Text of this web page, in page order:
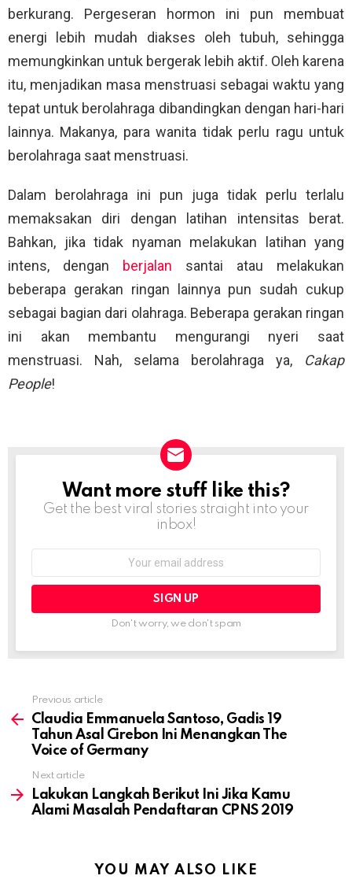
berkurang. Pergeseran hormon ini pun membuat
energi lebih mudah diakses oleh tubuh, sehingga
memungkinkan untuk bergerak lebih aktif. Oleh karena
itu, menjadikan masa menstruasi sebagai waktu yang
tepat untuk berolahraga dibandingkan dengan hari-hari
lainnya. Makanya, para wanita tidak perlu ragu untuk
berolahraga saat menstruasi.
Dalam berolahraga ini pun juga tidak perlu terlalu
memaksakan diri dengan latihan intensitas berat.
Bahkan, jika tidak nyaman melakukan latihan yang
intens, dengan berjalan santai atau melakukan
beberapa gerakan ringan lainnya pun sudah cukup
sebagai bagian dari olahraga. Beberapa gerakan ringan
ini akan membantu mengurangi nyeri saat
menstruasi. Nah, selama berolahraga ya, Cakap
People!
NEWSLETTER
Want more stuff like this?
Get the best viral stories straight into your
inbox!
Don't worry, we don't spam
more
Previous article
Claudia Emmanuela Santoso, Gadis 19
Tahun Asal Cirebon Ini Menangkan The
Voice of Germany
Next article
Lakukan Langkah Berikut Ini Jika Kamu
Alami Masalah Pendaftaran CPNS 2019
YOU MAY ALSO LIKE